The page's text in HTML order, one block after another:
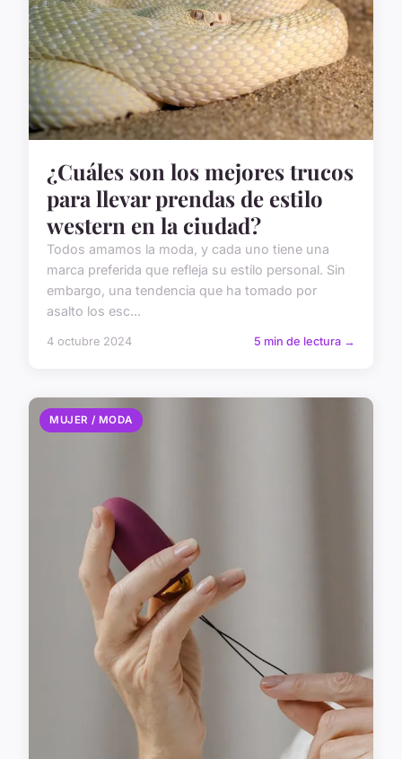
¿Cuáles son los mejores trucos
para llevar prendas de estilo
western en la ciudad?
Todos amamos la moda, y cada uno tiene una
marca preferida que refleja su estilo personal. Sin
embargo, una tendencia que ha tomado por
asalto los esc...
4 octubre 2024 5 min de lectura →
MUJER / MODA